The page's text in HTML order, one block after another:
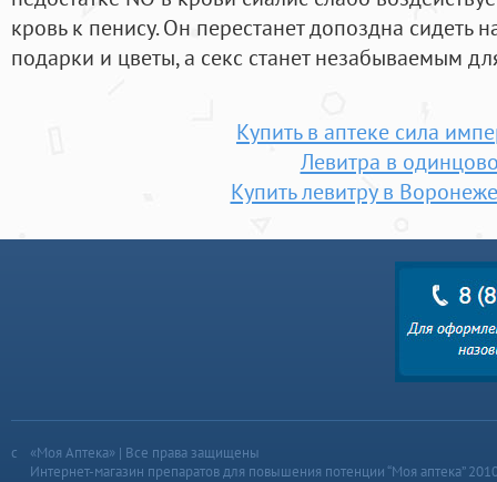
кровь к пенису. Он перестанет допоздна сидеть
подарки и цветы, а секс станет незабываемым
Купить в аптеке сила
Левитра в
Купить левитру в
«Моя Аптека» | Все права защищены
Интернет-магазин препаратов для повышения потенции “Моя аптека”